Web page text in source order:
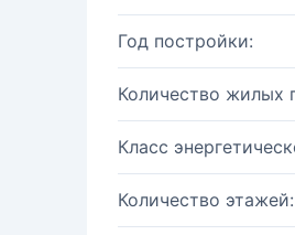
Год постройки:
Количество жилых
Класс
Количество этажей: